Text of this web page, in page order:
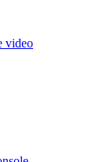
video